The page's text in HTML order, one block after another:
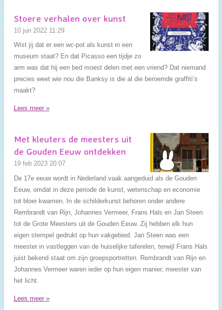
Stoere verhalen over kunst
10 jun 2022 11:29
Wist jij dat er een wc-pot als kunst in een
museum staat? En dat Picasso een tijdje zo
arm was dat hij een bed moest delen met een vriend? Dat niemand
precies weet wie nou die Banksy is die al die beroemde graffiti’s
maakt?
Lees meer »
Met kleuters de meesters uit
de Gouden Eeuw ontdekken
19 feb 2023 20:07
De 17e eeuw wordt in Nederland vaak aangeduid als de Gouden
Eeuw, omdat in deze periode de kunst, wetenschap en economie
tot bloei kwamen. In de schilderkunst behoren onder andere
Rembrandt van Rijn, Johannes Vermeer, Frans Hals en Jan Steen
tot de Grote Meesters uit de Gouden Eeuw. Zij hebben elk hun
eigen stempel gedrukt op hun vakgebied. Jan Steen was een
meester in vastleggen van de huiselijke taferelen, terwijl Frans Hals
juist bekend staat om zijn groepsportretten. Rembrandt van Rijn en
Johannes Vermeer waren ieder op hun eigen manier, meester van
het licht.
Lees meer »